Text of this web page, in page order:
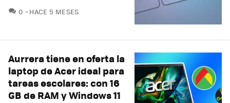
0 COMENTARIOS
HACE 5 MESES
Aurrera tiene en oferta la
laptop de Acer ideal para
tareas escolares: con 16
GB de RAM y Windows 11